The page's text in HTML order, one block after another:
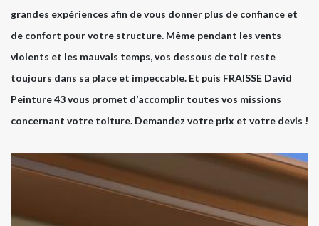
grandes expériences afin de vous donner plus de confiance et
de confort pour votre structure. Même pendant les vents
violents et les mauvais temps, vos dessous de toit reste
toujours dans sa place et impeccable. Et puis FRAISSE David
Peinture 43 vous promet d’accomplir toutes vos missions
concernant votre toiture. Demandez votre prix et votre devis !